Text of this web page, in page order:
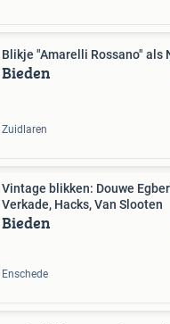
Blikje "Amarelli Rossano"
Bieden
Zuidlaren
Vintage blikken: Douwe
Verkade, Hacks, Van Slooten
Bieden
Enschede